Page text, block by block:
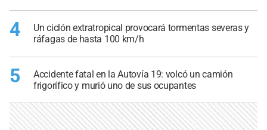
4
Un ciclón extratropical provocará tormentas severas y
ráfagas de hasta 100 km/h
5
Accidente fatal en la Autovía 19: volcó un camión
frigorífico y murió uno de sus ocupantes